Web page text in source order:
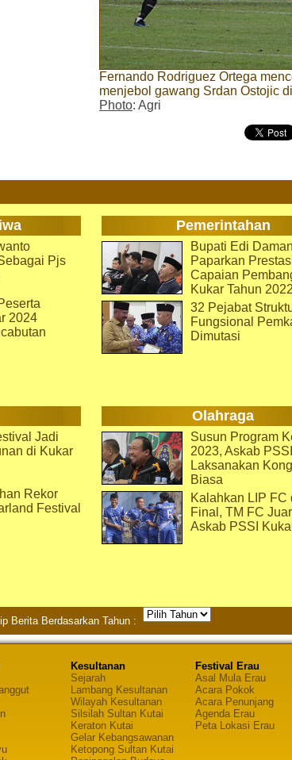
Fernando Rodriguez Ortega
menjebol gawang Srdan Ostojic
Photo: Agri
Pemerintahan
Pjs
2024
Bupati Edi
Paparkan
Capaian
Kukar Tahun 2022
32 Pejabat
Fungsional
Dimutasi
Olahraga
Jadi
di Kukar
Rekor
Festival
Susun Program
2023, Askab
Laksanakan
Biasa
Kalahkan LIP FC
Final, TM FC
Askab PSSI
Berita Berdasarkan Tahun :
Kesultanan
Sejarah
Lambang Kesultanan
Wilayah Kesultanan
Silsilah Sultan Kutai
Keraton Kutai
Gelar Kebangsawanan
Ketopong Sultan Kutai
Festival Erau
Asal Mula Erau
Acara Pokok
Acara Penunjang
Agenda Erau
Peta Lokasi Erau